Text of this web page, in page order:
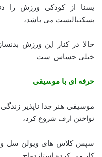
یسنا از کودکی ورزش را
بسکتبالیست می باشد،
حالا در کنار این ورزش
خیلی حساس است
حرفه ای با موسیقی
موسیقی هنر جدا ناپذیر
نواختن ارف شروع کرد،
سپس کلاس های ویولن سل و
کار می کرده استازدواج